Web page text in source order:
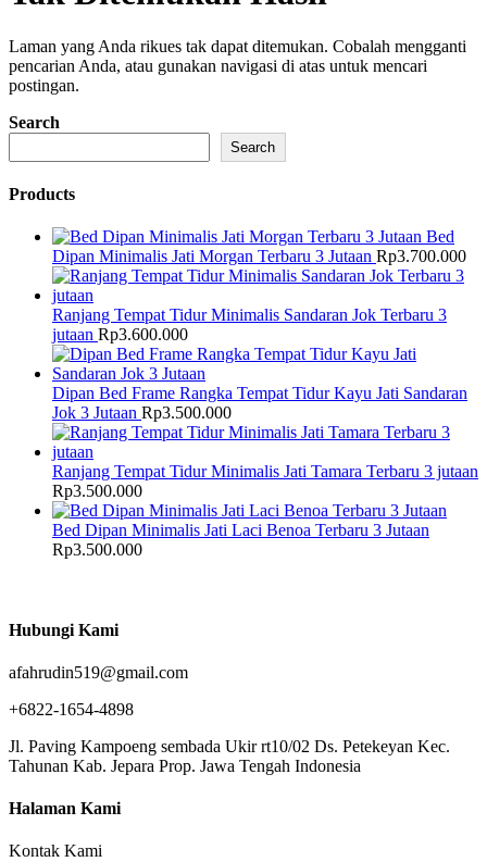
Laman yang Anda rikues tak dapat ditemukan. Cobalah mengganti
pencarian Anda, atau gunakan navigasi di atas untuk mencari
postingan.
Search
Search
Products
Bed
Dipan Minimalis Jati Morgan Terbaru 3 Jutaan Rp3.700.000
Ranjang Tempat Tidur Minimalis Sandaran Jok Terbaru 3
jutaan Rp3.600.000
Dipan Bed Frame Rangka Tempat Tidur Kayu Jati Sandaran
Jok 3 Jutaan Rp3.500.000
Ranjang Tempat Tidur Minimalis Jati Tamara Terbaru 3 jutaan
Rp3.500.000
Bed Dipan Minimalis Jati Laci Benoa Terbaru 3 Jutaan
Rp3.500.000
Hubungi Kami
afahrudin519@gmail.com
+6822-1654-4898
Jl. Paving Kampoeng sembada Ukir rt10/02 Ds. Petekeyan Kec.
Tahunan Kab. Jepara Prop. Jawa Tengah Indonesia
Halaman Kami
Kontak Kami